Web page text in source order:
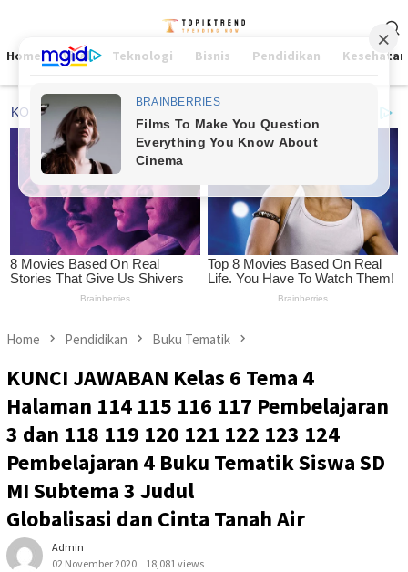
contentMenu
Home Viral Teknologi Bisnis Pendidikan Kesehatan
Home Pendidikan Buku Tematik
KUNCI JAWABAN Kelas 6 Tema 4
Halaman 114 115 116 117 Pembelajaran
3 dan 118 119 120 121 122 123 124
Pembelajaran 4 Buku Tematik Siswa SD
MI Subtema 3 Judul
Globalisasi dan Cinta Tanah Air
Admin
02 November 2020
18,081 views